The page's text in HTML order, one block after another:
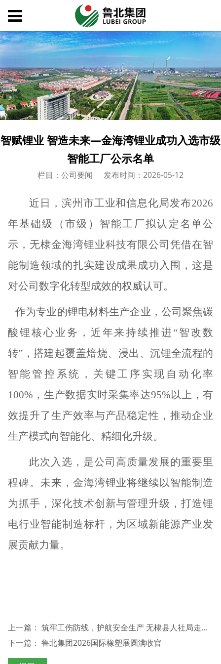
智赋锂业 智造未来—金海湾锂业成功入选市级
智能工厂公示名单
栏目：公司要闻 发布时间：2026-05-12
近日，滨州市工业和信息化局发布2026
年基础级（市级）智能工厂拟认定名单公
示，无棣金海湾锂业科技有限公司凭借在智
能制造领域的扎实建设成果成功入围，这是
对公司数字化转型成效的权威认可。
作为专业的锂电材料生产企业，公司聚焦碳
酸锂核心业务， 近年来持续推进 “智改数
转”，搭建起覆盖焙烧、浸出、沉锂全流程的
智能管控系统，关键工序实现自动化率
100%，生产数据实时采集率达95%以上，有
效提升了生产效率与产品稳定性，推动企业
生产模式向智能化、精细化升级。
此次入选，是公司高质量发展的重要里
程碑。未来，金海湾锂业将继续以智能制造
为抓手，深化技术创新与管理升级，打造锂
电行业智能制造标杆，为区域新能源产业发
展贡献力量。
上一篇： 筑牢工伤防线，护航安全生产 无棣县人社局走进鲁北化工盐化分公司开展宣讲并慰问一线职工
下一篇： 鲁北集团2026国际橡塑展圆满收官